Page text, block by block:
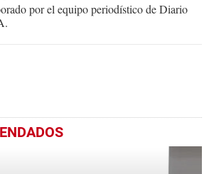
por el equipo periodístico de Diario